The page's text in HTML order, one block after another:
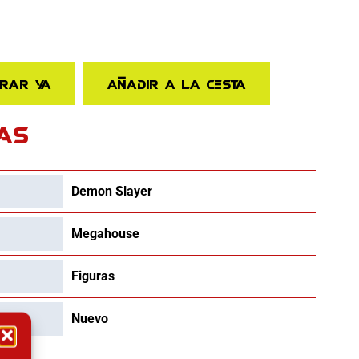
ya Añadir a la cesta
Demon Slayer
Megahouse
Figuras
Nuevo